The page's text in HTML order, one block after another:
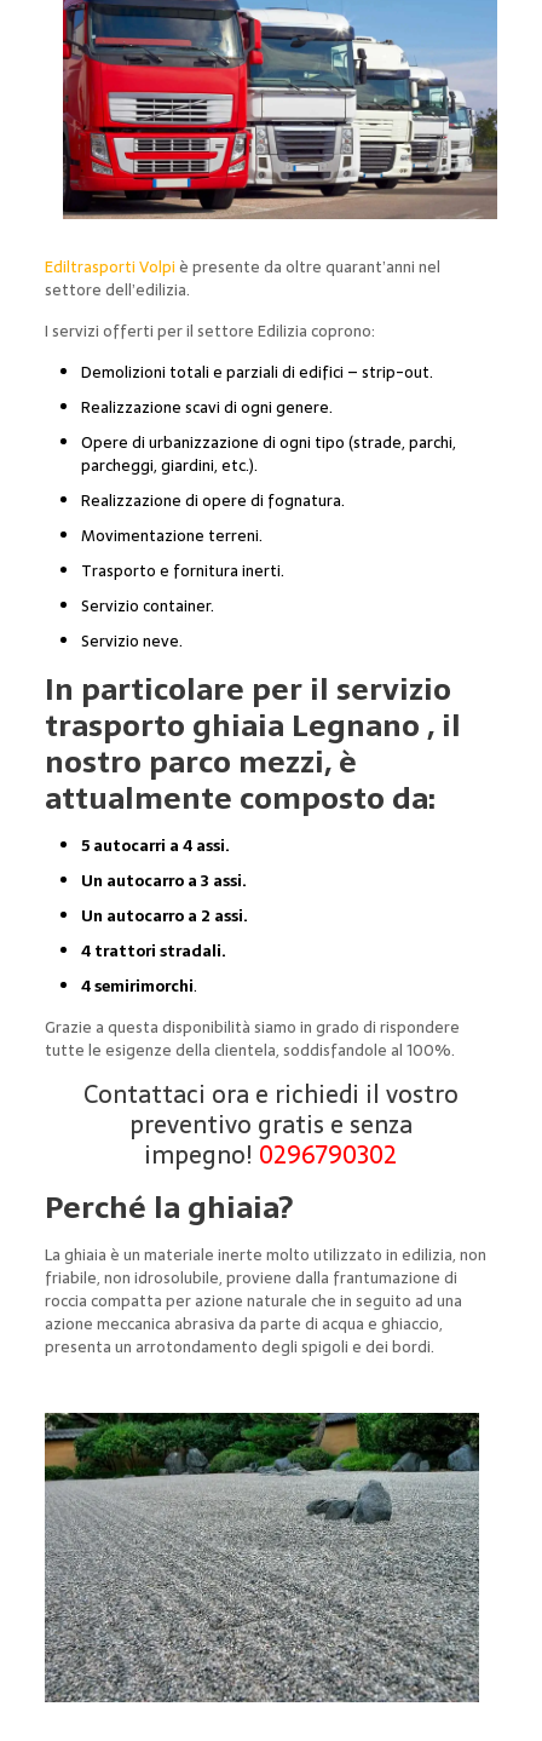
Ediltrasporti Volpiè presente da oltre quarant’anni nel
settore dell’edilizia.
I servizi offerti per il settore Edilizia coprono:
Demolizioni totali e parziali di edifici – strip-out.
Realizzazione scavi di ogni genere.
Opere di urbanizzazione di ogni tipo (strade, parchi,
parcheggi, giardini, etc.).
Realizzazione di opere di fognatura.
Movimentazione terreni.
Trasporto e fornitura inerti.
Servizio container.
Servizio neve.
In particolare per il servizio
trasporto ghiaia Legnano , il
nostro parco mezzi, è
attualmente composto da:
5 autocarri a 4 assi.
Un autocarro a 3 assi.
Un autocarro a 2 assi.
4 trattori stradali.
4 semirimorchi.
Grazie a questa disponibilità siamo in grado di rispondere
tutte le esigenze della clientela, soddisfandole al 100%.
Contattaci ora e richiedi il vostro
preventivo gratis e senza
impegno! 0296790302
Perché la ghiaia?
La ghiaia è un materiale inerte molto utilizzato in edilizia, non
friabile, non idrosolubile, proviene dalla frantumazione di
roccia compatta per azione naturale che in seguito ad una
azione meccanica abrasiva da parte di acqua e ghiaccio,
presenta un arrotondamento degli spigoli e dei bordi.